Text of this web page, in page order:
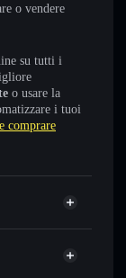
o vendere
su tutti i
o usare la
i tuoi
comprare